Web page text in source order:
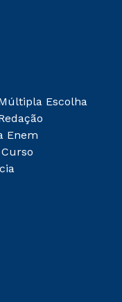
Escolha
Enem